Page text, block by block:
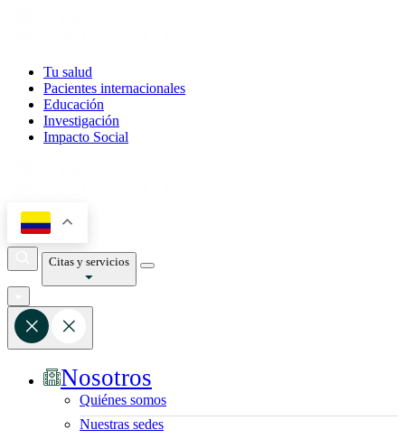
Tu salud
Pacientes internacionales
Educación
Investigación
Impacto Social
Citas y servicios
Nosotros
Quiénes somos
Nuestras sedes